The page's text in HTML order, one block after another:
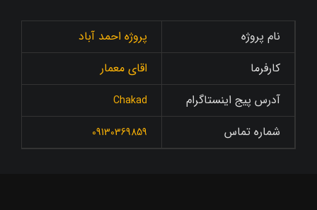
نام پروژه
پروژه احمد آباد
کارفرما
اقای معمار
آدرس پیج اینستاگرام
Chakad
شماره تماس 09130369859